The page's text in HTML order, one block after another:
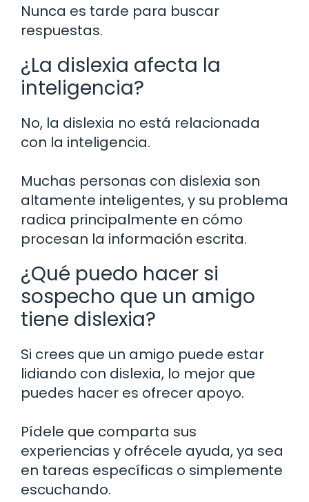
Nunca es tarde para buscar
respuestas.
¿La dislexia afecta la
inteligencia?
No, la dislexia no está relacionada
con la inteligencia.
Muchas personas con dislexia son
altamente inteligentes, y su problema
radica principalmente en cómo
procesan la información escrita.
¿Qué puedo hacer si
sospecho que un amigo
tiene dislexia?
Si crees que un amigo puede estar
lidiando con dislexia, lo mejor que
puedes hacer es ofrecer apoyo.
Pídele que comparta sus
experiencias y ofrécele ayuda, ya sea
en tareas específicas o simplemente
escuchando.